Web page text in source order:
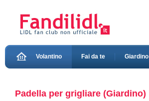
Volantino Fai da te Giardino
Padella per grigliare (Giardino)